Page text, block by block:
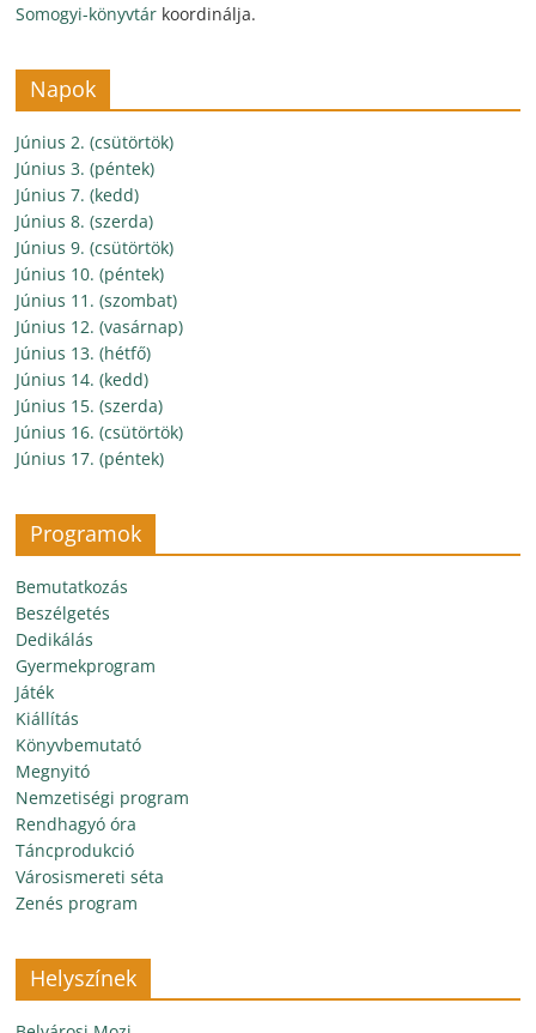
Somogyi-könyvtár koordinálja.
Napok
Június 2. (csütörtök)
Június 3. (péntek)
Június 7. (kedd)
Június 8. (szerda)
Június 9. (csütörtök)
Június 10. (péntek)
Június 11. (szombat)
Június 12. (vasárnap)
Június 13. (hétfő)
Június 14. (kedd)
Június 15. (szerda)
Június 16. (csütörtök)
Június 17. (péntek)
Programok
Bemutatkozás
Beszélgetés
Dedikálás
Gyermekprogram
Játék
Kiállítás
Könyvbemutató
Megnyitó
Nemzetiségi program
Rendhagyó óra
Táncprodukció
Városismereti séta
Zenés program
Helyszínek